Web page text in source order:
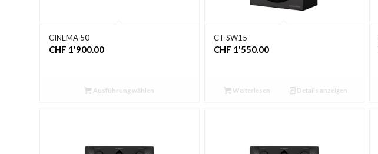
CINEMA 50
CHF 1'900.00
Ausführung wählen
CT SW15
CHF 1'550.00
Weiterlesen Details anzeigen